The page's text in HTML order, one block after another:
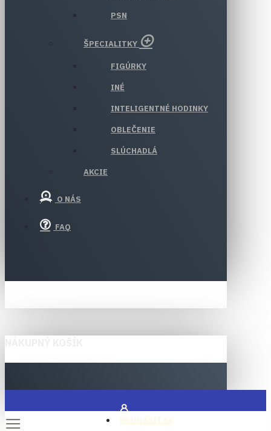
PSN
ŠPECIALITKY
FIGÚRKY
INÉ
INTELIGENTNÉ HODINKY
OBLEČENIE
SLÚCHADLÁ
AKCIE
O NÁS
FAQ
PRIHLÁSIŤ SA